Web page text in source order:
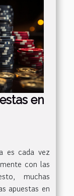
en
es cada vez
con las
muchas
apuestas en